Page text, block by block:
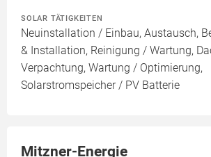
SOLAR TÄTIGKEITEN
Neuinstallation / Einbau, Austausch,
& Installation, Reinigung / Wartung,
Verpachtung, Wartung / Optimierung,
Solarstromspeicher / PV Batterie
Mitzner-Energie